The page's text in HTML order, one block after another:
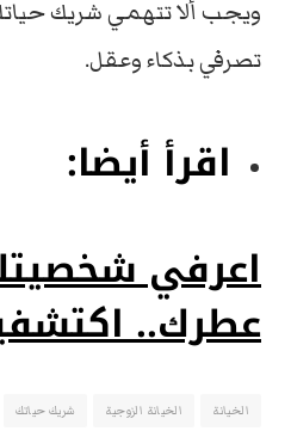
ويجب ألا تتهمي شريك
تصرفي بذكاء وعقل.
اقرأ أيضا:
اعرفي
عطرك..
الخيانة الخيانة الزوجية شريك حياتك